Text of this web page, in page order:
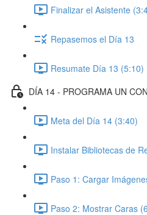
Finalizar el Asistente
Repasemos el Día 13
Resumate Día 13 (5:10)
DÍA 14 - PROGRAMA UN
Meta del Día 14 (3:40)
Instalar Bibliotecas de
Paso 1: Cargar
Paso 2: Mostrar Caras